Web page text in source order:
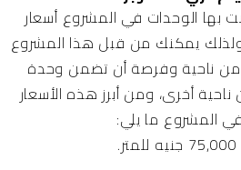
بها الوحدات في المشروع أسعار
يمكنك من قبل هذا المشروع
ناحية وفرصة أن تضمن وحدة
أخرى، ومن أبرز هذه الأسعار
المشروع ما يلي: